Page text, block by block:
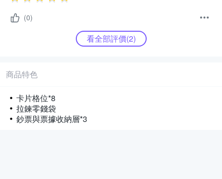
(0)
看全部評價(2)
商品特色
卡片格位*8
拉鍊零錢袋
鈔票與票據收納層*3